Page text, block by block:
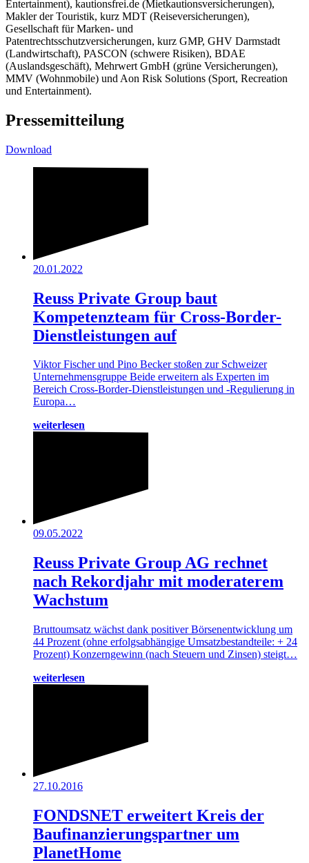
Entertainment), kautionsfrei.de (Mietkautionsversicherungen),
Makler der Touristik, kurz MDT (Reiseversicherungen),
Gesellschaft für Marken- und
Patentrechtsschutzversicherungen, kurz GMP, GHV Darmstadt
(Landwirtschaft), PASCON (schwere Risiken), BDAE
(Auslandsgeschäft), Mehrwert GmbH (grüne Versicherungen),
MMV (Wohnmobile) und Aon Risk Solutions (Sport, Recreation
und Entertainment).
Pressemitteilung
Download
20.01.2022
Reuss Private Group baut
Kompetenzteam für Cross-Border-
Dienstleistungen auf
Viktor Fischer und Pino Becker stoßen zur Schweizer
Unternehmensgruppe Beide erweitern als Experten im
Bereich Cross-Border-Dienstleistungen und -Regulierung in
Europa…
weiterlesen
09.05.2022
Reuss Private Group AG rechnet
nach Rekordjahr mit moderaterem
Wachstum
Bruttoumsatz wächst dank positiver Börsenentwicklung um
44 Prozent (ohne erfolgsabhängige Umsatzbestandteile: + 24
Prozent) Konzerngewinn (nach Steuern und Zinsen) steigt…
weiterlesen
27.10.2016
FONDSNET erweitert Kreis der
Baufinanzierungspartner um
PlanetHome